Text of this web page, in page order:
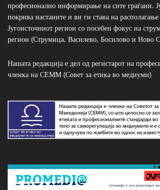
професионално информирање на сите граѓани.
покрива настаните и ви ги става на
Југоисточниот регион со посебен фокус на
регион (Струмица, Василево, Босилово и Ново
Нашата редакција е дел од регистарот на
членка на СЕММ (Совет за етика во медиуми)